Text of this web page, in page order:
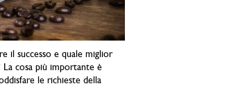
il successo e quale miglior
cosa più importante è
le richieste della